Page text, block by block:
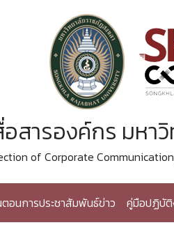
สารองค์กร มหา
of Corporate
อนการประชาสัมพันธ์ข่าว คู่มือปฏิบัติ